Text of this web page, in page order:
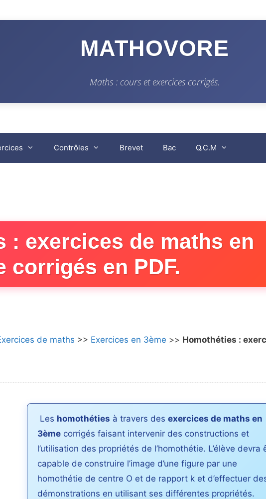
MATHOVORE
Maths : cours et exercices corrigés.
Contrôles Brevet Bac Q.C.M
: exercices de maths en
corrigés en PDF.
de maths >> Exercices en 3ème >> Homothéties :
Les homothéties à travers des exercices de maths en
3ème corrigés faisant intervenir des constructions et
l’utilisation des propriétés de l’homothétie. L’élève devra
capable de construire l’image d’une figure par une
homothétie de centre O et de rapport k et d’effectuer
démonstrations en utilisant ses différentes propriétés.